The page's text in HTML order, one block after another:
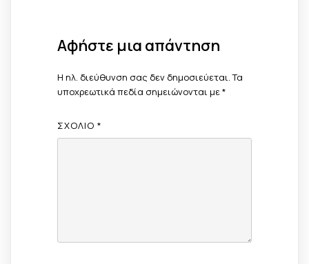
Αφήστε μια απάντηση
Η ηλ. διεύθυνση σας δεν δημοσιεύεται. Τα
υποχρεωτικά πεδία σημειώνονται με*
ΣΧΌΛΙΟ *